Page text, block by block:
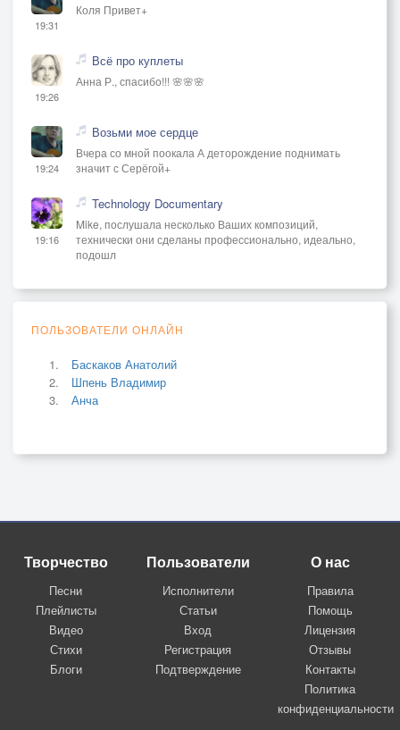
19:31
Коля Привет+
19:26
Всё про куплеты
Анна Р., спасибо!!! 🌸🌸🌸
19:24
Возьми мое сердце
Вчера со мной поокала А деторождение поднимать
значит с Серёгой+
19:16
Technology Documentary
Mike, послушала несколько Ваших композиций,
технически они сделаны профессионально, идеально,
подошл
ПОЛЬЗОВАТЕЛИ ОНЛАЙН
Баскаков Анатолий
Шпень Владимир
Анча
Творчество
Песни
Плейлисты
Видео
Стихи
Блоги
Пользователи
Исполнители
Статьи
Вход
Регистрация
Подтверждение
О нас
Правила
Помощь
Лицензия
Отзывы
Контакты
Политика
конфиденциальности